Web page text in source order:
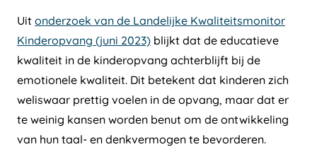
Uit onderzoek van de Landelijke Kwaliteitsmonitor
Kinderopvang (juni 2023) blijkt dat de educatieve
kwaliteit in de kinderopvang achterblijft bij de
emotionele kwaliteit. Dit betekent dat kinderen zich
weliswaar prettig voelen in de opvang, maar dat er
te weinig kansen worden benut om de ontwikkeling
van hun taal- en denkvermogen te bevorderen.